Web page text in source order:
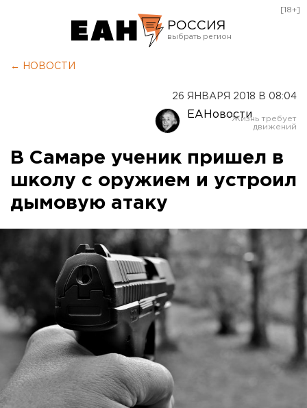
РОССИЯ
Оренбург
[18+]
← НОВОСТИ
26 ЯНВАРЯ 2018 В 08:04
ЕАНовости
В Самаре ученик пришел в
школу с оружием и устроил
дымовую атаку